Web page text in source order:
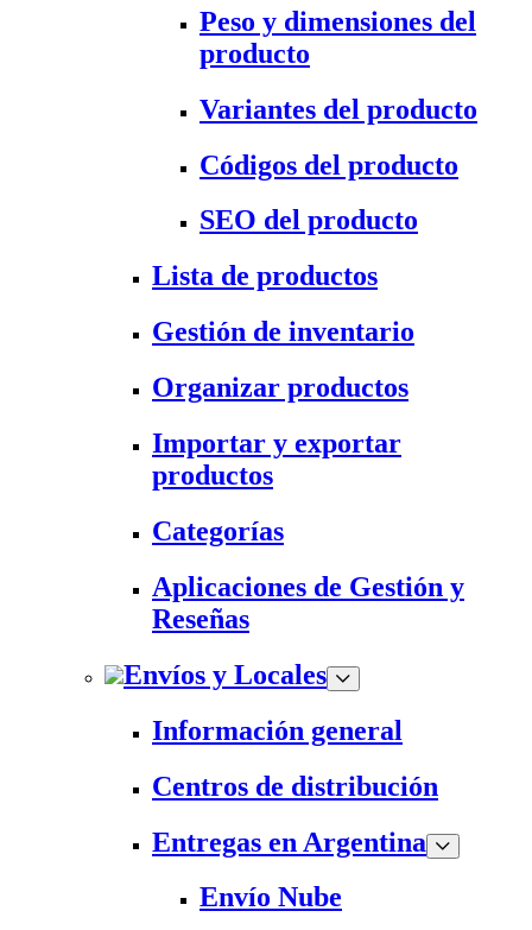
Peso y dimensiones del
producto
Variantes del producto
Códigos del producto
SEO del producto
Lista de productos
Gestión de inventario
Organizar productos
Importar y exportar
productos
Categorías
Aplicaciones de Gestión y
Reseñas
Envíos y Locales
Información general
Centros de distribución
Entregas en Argentina
Envío Nube